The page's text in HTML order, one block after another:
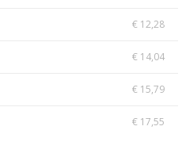
€ 12,28
€ 14,04
€ 15,79
€ 17,55